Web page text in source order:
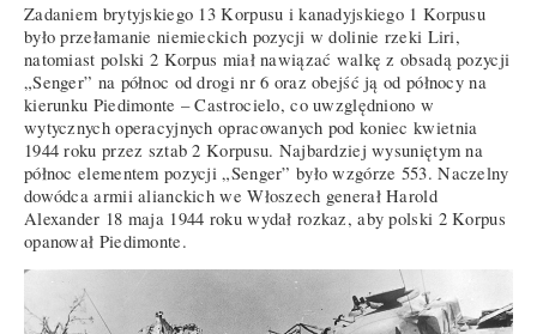
Zadaniem brytyjskiego 13 Korpusu i kanadyjskiego 1 Korpusu
było przełamanie niemieckich pozycji w dolinie rzeki Liri,
natomiast polski 2 Korpus miał nawiązać walkę z obsadą pozycji
„Senger” na północ od drogi nr 6 oraz obejść ją od północy na
kierunku Piedimonte – Castrocielo, co uwzględniono w
wytycznych operacyjnych opracowanych pod koniec kwietnia
1944 roku przez sztab 2 Korpusu. Najbardziej wysuniętym na
północ elementem pozycji „Senger” było wzgórze 553. Naczelny
dowódca armii alianckich we Włoszech generał Harold
Alexander 18 maja 1944 roku wydał rozkaz, aby polski 2 Korpus
opanował Piedimonte.